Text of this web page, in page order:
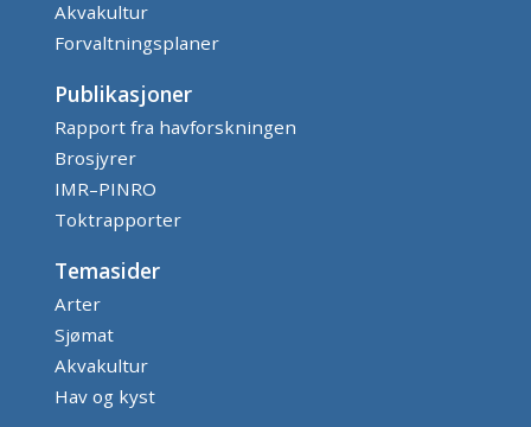
Akvakultur
Forvaltningsplaner
Publikasjoner
Rapport fra havforskningen
Brosjyrer
IMR–PINRO
Toktrapporter
Temasider
Arter
Sjømat
Akvakultur
Hav og kyst